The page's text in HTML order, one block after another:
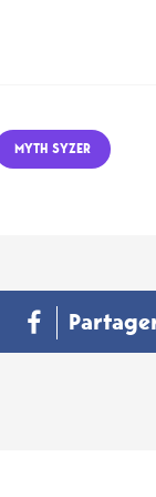
MYTH SYZER